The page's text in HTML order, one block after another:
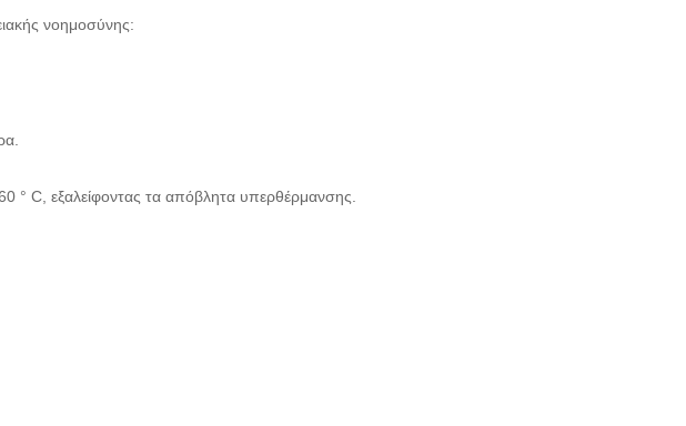
νοημοσύνης:
° C, εξαλείφοντας τα απόβλητα υπερθέρμανσης.